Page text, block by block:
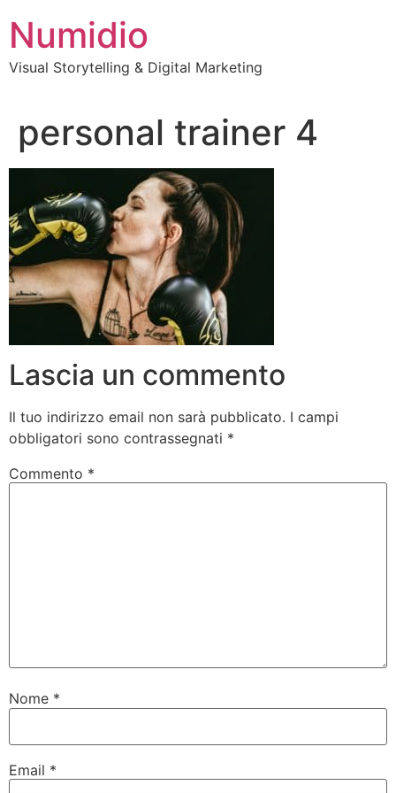
contenuto
Numidio
Visual Storytelling & Digital Marketing
personal trainer 4
Lascia un commento
Il tuo indirizzo email non sarà pubblicato. I campi
obbligatori sono contrassegnati *
Commento *
Nome *
Email *